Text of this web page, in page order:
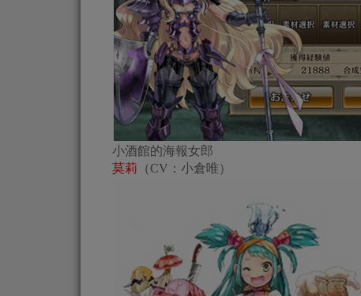
小酒館的海報女郎
莫莉 （CV：小倉唯）